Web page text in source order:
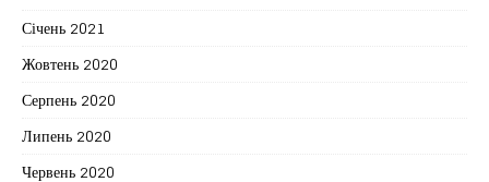
Січень 2021
Жовтень 2020
Серпень 2020
Липень 2020
Червень 2020